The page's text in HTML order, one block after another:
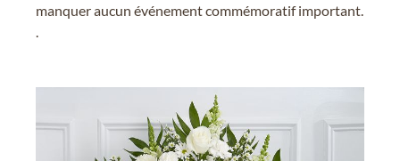
manquer aucun événement commémoratif important.